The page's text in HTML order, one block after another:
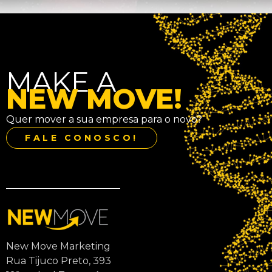
MAKE A
NEW MOVE!
Quer mover a sua empresa para o novo?
FALE CONOSCO!
New Move Marketing
Rua Tijuco Preto, 393